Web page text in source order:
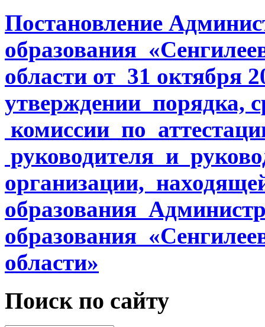
Постановление
образования
области от 31 октября
утверждении порядка,
комиссии по
руководителя и
организации,
образования
образования
области»
Поиск по сайту